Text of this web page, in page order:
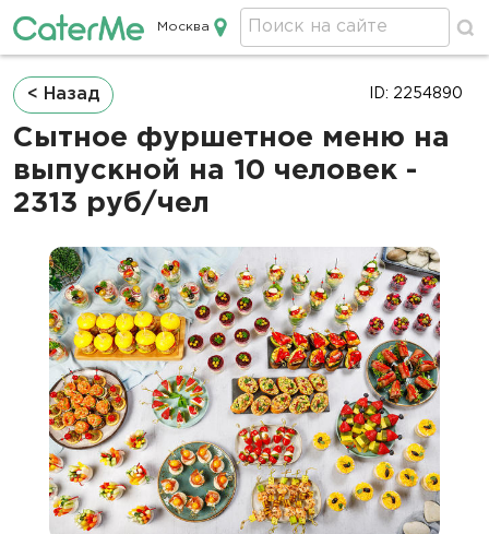
Кейтеринг в Москве
Москва
Строка
навигации
< Назад
Сытное фуршетное меню на
выпускной на 10 человек -
2313 руб/чел
ID: 2254890